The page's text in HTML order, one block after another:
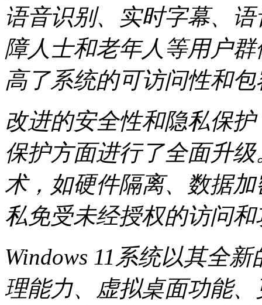
语音识别、实时字幕、
障人士和老年人等用户
高了系统的可访问性和
改进的安全性和隐私保护
保护方面进行了全面升
术，如硬件隔离、数据
私免受未经授权的访问和
Windows 11系统以其全
理能力、虚拟桌面功能